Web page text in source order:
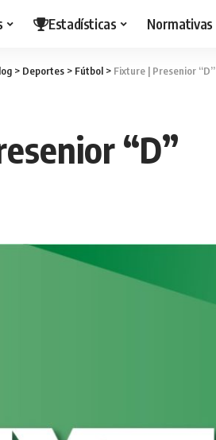
Estadísticas Normativas
> Deportes > Fútbol > Fixture | Presenior “D”
“D”